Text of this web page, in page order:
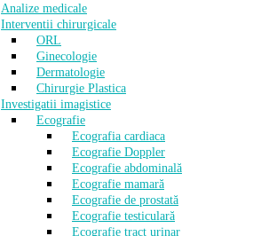
Analize medicale
Interventii chirurgicale
ORL
Ginecologie
Dermatologie
Chirurgie Plastica
Investigatii imagistice
Ecografie
Ecografia cardiaca
Ecografie Doppler
Ecografie abdominală
Ecografie mamară
Ecografie de prostată
Ecografie testiculară
Ecografie tract urinar